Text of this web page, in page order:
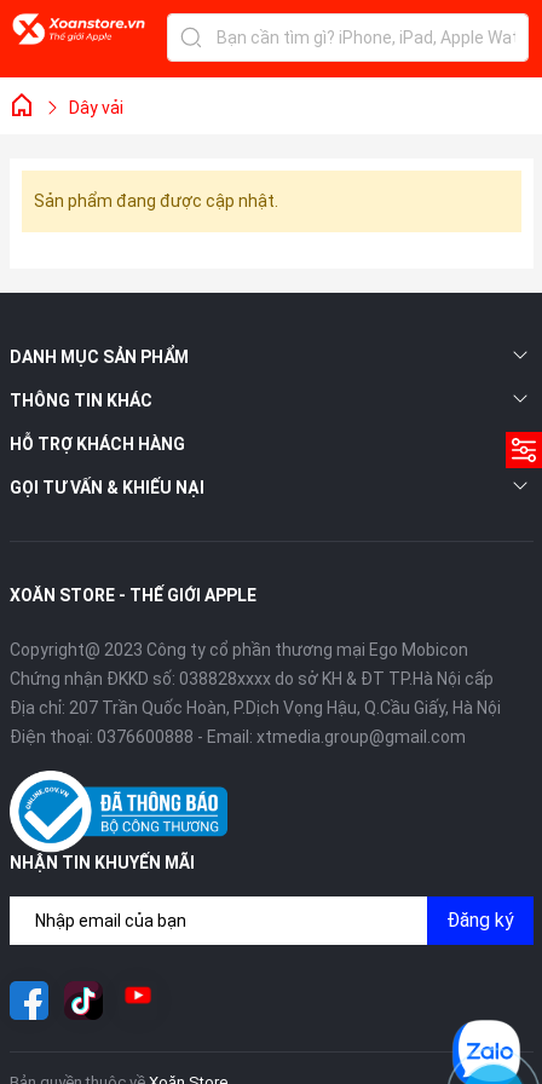
Dây vải
Sản phẩm đang được cập nhật.
DANH MỤC SẢN PHẨM
THÔNG TIN KHÁC
HỖ TRỢ KHÁCH HÀNG
GỌI TƯ VẤN & KHIẾU NẠI
XOĂN STORE - THẾ GIỚI APPLE
Copyright@ 2023 Công ty cổ phần thương mại Ego Mobicon
Chứng nhận ĐKKD số: 038828xxxx do sở KH & ĐT TP.Hà Nội cấp
Địa chỉ: 207 Trần Quốc Hoàn, P.Dịch Vọng Hậu, Q.Cầu Giấy, Hà Nội
Điện thoại: 0376600888 - Email: xtmedia.group@gmail.com
NHẬN TIN KHUYẾN MÃI
Đăng ký